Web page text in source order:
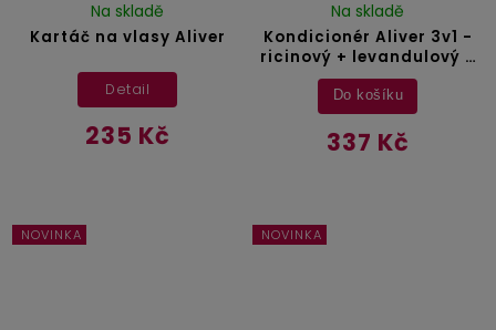
Kartáč na vlasy Aliver
Na skladě
235 Kč
Detail
Kondicionér Aliver 3v1 -
ricinový + levandulový +
arganový olej - 300 ml
Na skladě
337 Kč
Do košíku
NOVINKA NOVINKA